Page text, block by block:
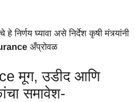
निर्णय घ्यावा असे निर्देश कृषी मंत्र्यांनी
अँप्रोवळ
मूग, उडीद आणि
समावेश-